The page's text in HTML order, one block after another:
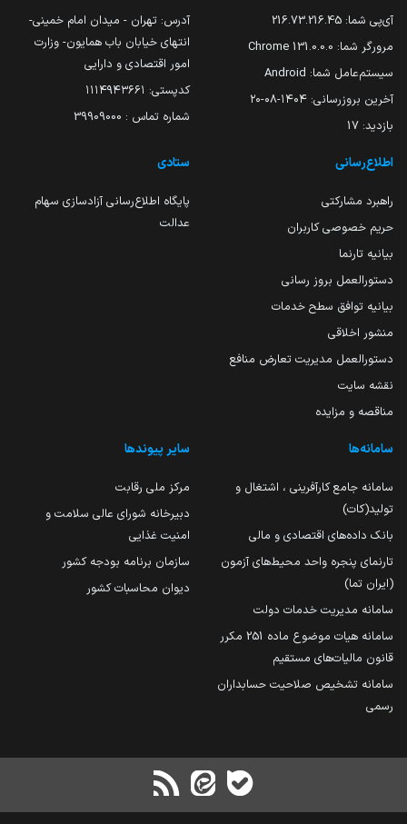
آی‌پی شما: 216.73.216.45
مرورگر شما: 131.0.0.0 Chrome
سیستم‌عامل شما: Android
آخرین بروزرسانی: ۱۴۰۴-۰۸-۲۰
بازدید: 17
آدرس: تهران - میدان امام خمینی-
انتهای خیابان باب همایون- وزارت
امور اقتصادی و دارایی
کدپستی: ۱۱۱۴۹۴۳۶۶۱
شماره تماس : 39909000
اطلاع‌رسانی
راهبرد مشارکتی
حریم خصوصی کاربران
بیانیه تارنما
دستورالعمل بروز رسانی
بیانیه توافق سطح خدمات
منشور اخلاقی
دستورالعمل مدیریت تعارض منافع
نقشه سایت
مناقصه و مزایده
ستادی
پایگاه اطلاع‌رسانی آزادسازی سهام
عدالت
سامانه‌ها
سامانه جامع کارآفرینی ، اشتغال و
تولید(کات)
بانک داده‌های اقتصادی و مالی
تارنمای پنجره واحد محیط‌های آزمون
(ایران تما)
سامانه مدیریت خدمات دولت
سامانه هیات موضوع ماده 251 مکرر
قانون مالیات‌های مستقیم
سامانه تشخیص صلاحیت حسابداران
رسمی
سایر پیوندها
مرکز ملی رقابت
دبیرخانه شورای عالی سلامت و
امنیت غذایی
سازمان برنامه بودجه کشور
دیوان محاسبات کشور